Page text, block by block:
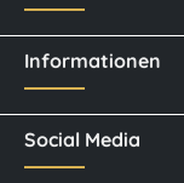
Social Media
Informationen